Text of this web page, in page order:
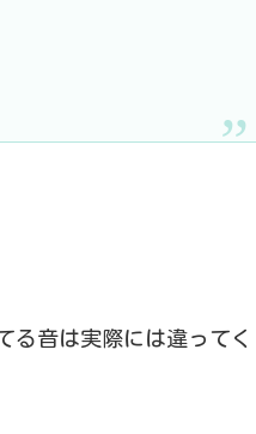
る音は実際には違ってく